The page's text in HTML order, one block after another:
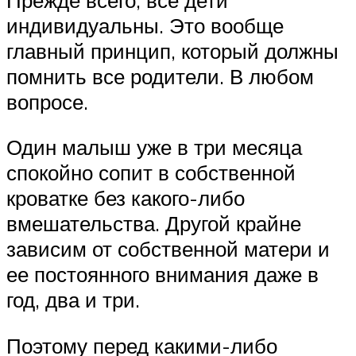
индивидуальны. Это вообще
главный принцип, который должны
помнить все родители. В любом
вопросе.
Один малыш уже в три месяца
спокойно сопит в собственной
кроватке без какого-либо
вмешательства. Другой крайне
зависим от собственной матери и
ее постоянного внимания даже в
год, два и три.
Поэтому перед какими-либо